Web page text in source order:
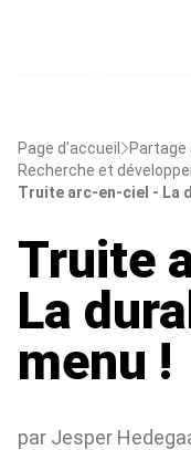
Page d’accueil
Recherche et
Truite arc-en-ciel - La
Truite
La
menu !
par Jesper